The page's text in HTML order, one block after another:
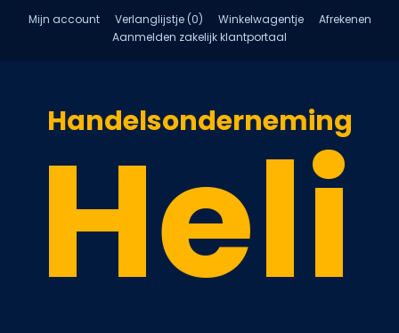
Mijn account Verlanglijstje (0) Winkelwagentje
Afrekenen
Aanmelden zakelijk klantportaal
Handelsonderneming
Heli